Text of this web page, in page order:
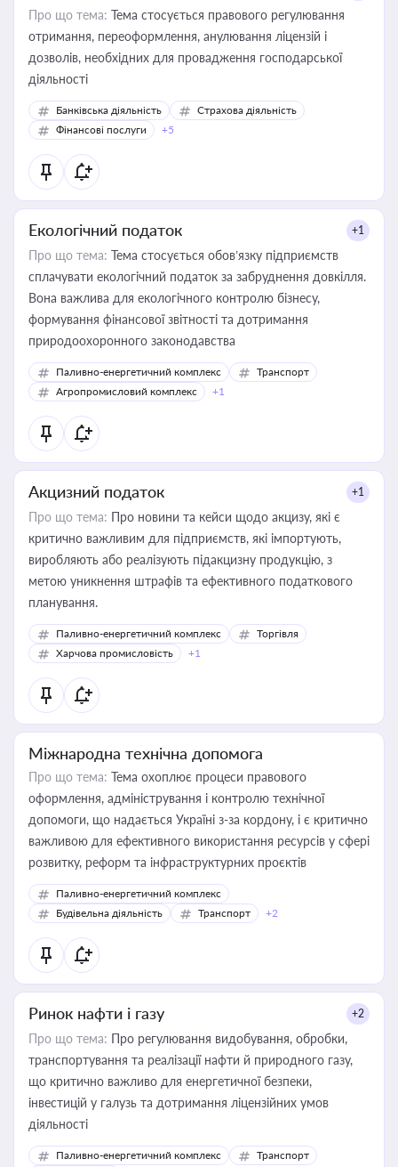
Про що тема: Тема стосується правового регулювання
отримання, переоформлення, анулювання ліцензій і
дозволів, необхідних для провадження господарської
діяльності
Банківська діяльність
Страхова діяльність
Фінансові послуги
+5
Екологічний податок +1
Про що тема: Тема стосується обов’язку підприємств
сплачувати екологічний податок за забруднення довкілля.
Вона важлива для екологічного контролю бізнесу,
формування фінансової звітності та дотримання
природоохоронного законодавства
Паливно-енергетичний комплекс
Транспорт
Агропромисловий комплекс
+1
Акцизний податок +1
Про що тема: Про новини та кейси щодо акцизу, які є
критично важливим для підприємств, які імпортують,
виробляють або реалізують підакцизну продукцію, з
метою уникнення штрафів та ефективного податкового
планування.
Паливно-енергетичний комплекс
Торгівля
Харчова промисловість
+1
Міжнародна технічна допомога
Про що тема: Тема охоплює процеси правового
оформлення, адміністрування і контролю технічної
допомоги, що надається Україні з-за кордону, і є критично
важливою для ефективного використання ресурсів у сфері
розвитку, реформ та інфраструктурних проєктів
Паливно-енергетичний комплекс
Будівельна діяльність
Транспорт +2
Ринок нафти і газу +2
Про що тема: Про регулювання видобування, обробки,
транспортування та реалізації нафти й природного газу,
що критично важливо для енергетичної безпеки,
інвестицій у галузь та дотримання ліцензійних умов
діяльності
Паливно-енергетичний комплекс
Транспорт